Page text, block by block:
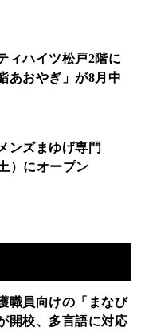
ィハイツ松戸2階に
あおやぎ」が8月中
ンズまゆげ専門
）にオープン
職員向けの「まなび
開校、多言語に対応